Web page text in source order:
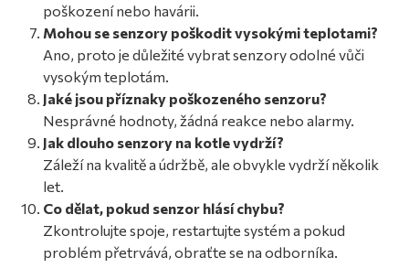
poškození nebo havárii.
Mohou se senzory poškodit vysokými teplotami?
Ano, proto je důležité vybrat senzory odolné vůči
vysokým teplotám.
Jaké jsou příznaky poškozeného senzoru?
Nesprávné hodnoty, žádná reakce nebo alarmy.
Jak dlouho senzory na kotle vydrží?
Záleží na kvalitě a údržbě, ale obvykle vydrží několik
let.
Co dělat, pokud senzor hlásí chybu?
Zkontrolujte spoje, restartujte systém a pokud
problém přetrvává, obraťte se na odborníka.